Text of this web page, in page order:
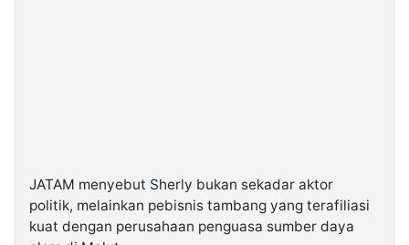
JATAM menyebut Sherly bukan sekadar aktor
politik, melainkan pebisnis tambang yang terafiliasi
kuat dengan perusahaan penguasa sumber daya